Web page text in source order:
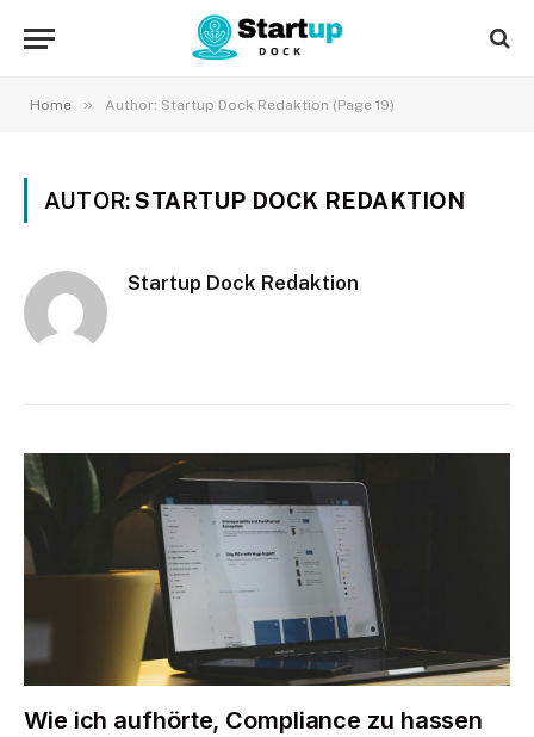
Home » Author: Startup Dock Redaktion (Page 19)
AUTOR:STARTUP DOCK REDAKTION
Startup Dock Redaktion
Wie ich aufhörte, Compliance zu hassen